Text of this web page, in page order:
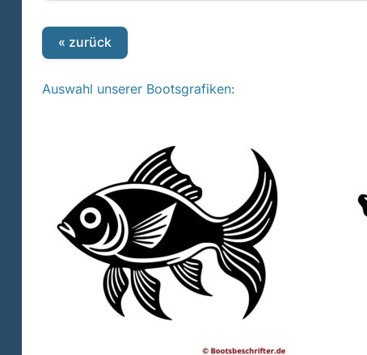
« zurück
Auswahl unserer Bootsgrafiken: